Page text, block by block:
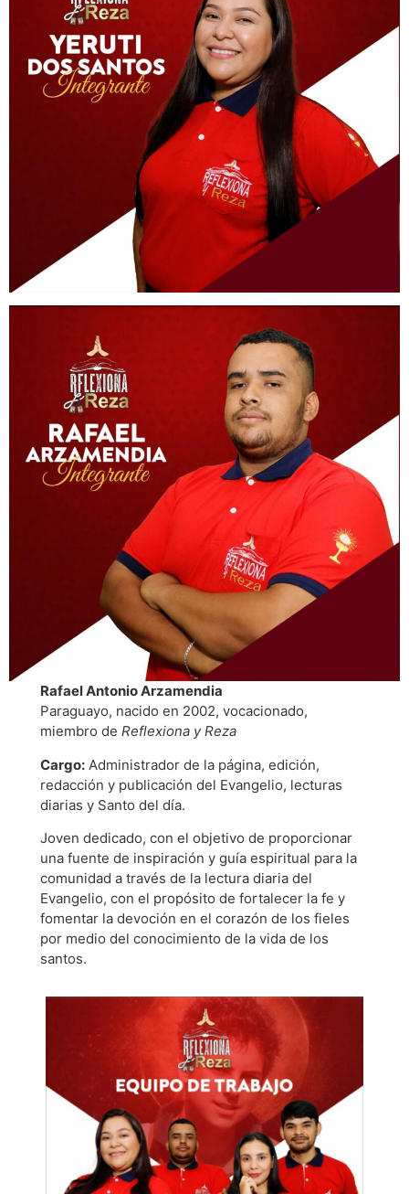
Rafael Antonio Arzamendia
Paraguayo, nacido en 2002, vocacionado,
miembro deReflexiona y Reza
Cargo: Administrador de la página, edición,
redacción y publicación del Evangelio, lecturas
diarias y Santo del día.
Joven dedicado, con el objetivo de proporcionar
una fuente de inspiración y guía espiritual para la
comunidad a través de la lectura diaria del
Evangelio, con el propósito de fortalecer la fe y
fomentar la devoción en el corazón de los fieles
por medio del conocimiento de la vida de los
santos.